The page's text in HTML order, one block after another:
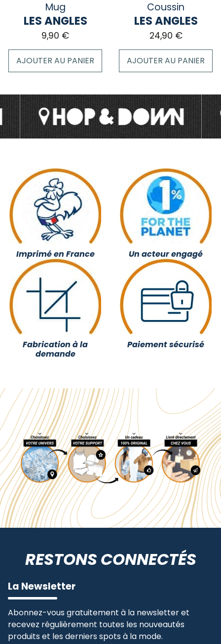
Mug
LES ANGLES
9,90 €
AJOUTER AU PANIER
Coussin
LES ANGLES
24,90 €
AJOUTER AU PANIER
Imprimé en France Un acteur engagé
Fabrication à la
demande
Paiement sécurisé
RESTONS CONNECTÉS
La Newsletter
Abonnez-vous gratuitement à la newsletter et
recevez régulièrement toutes les nouveautés
produits et les derniers spots à la mode.